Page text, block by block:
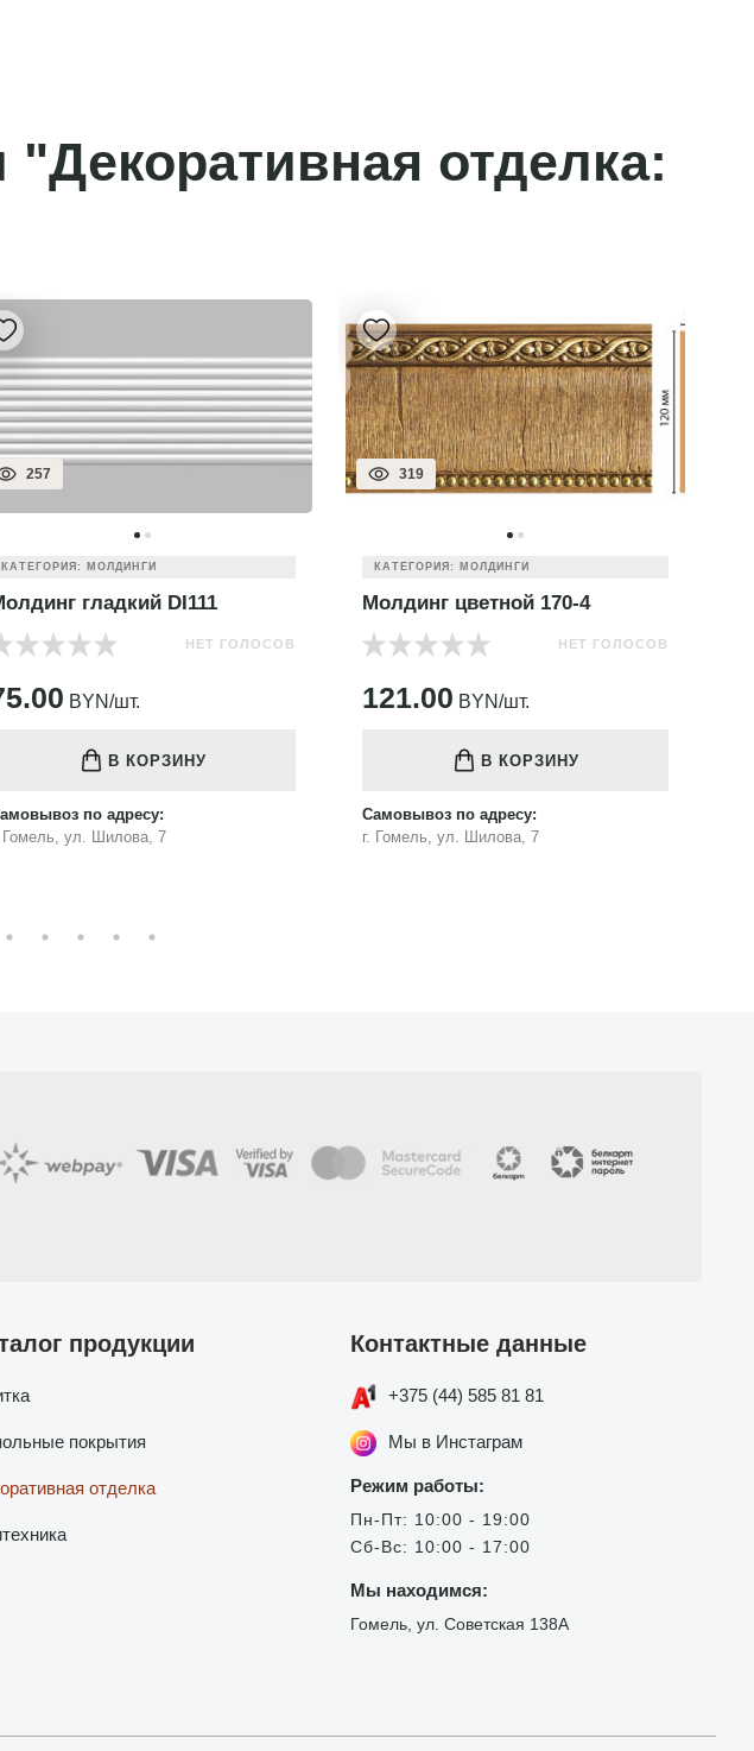
отделка:
257
КАТЕГОРИЯ: МОЛДИНГИ
гладкий DI111
НЕТ ГОЛОСОВ
BYN/шт.
В КОРЗИНУ
по адресу:
Гомель, ул. Шилова, 7
319
КАТЕГОРИЯ: МОЛДИНГИ
Молдинг цветной 170-4
НЕТ ГОЛОСОВ
121.00 BYN/шт.
В КОРЗИНУ
Самовывоз по адресу:
г. Гомель, ул. Шилова, 7
продукции
покрытия
отделка
Контактные данные
+375 (44) 585 81 81
Мы в Инстаграм
Режим работы:
Пн-Пт: 10:00 - 19:00
Сб-Вс: 10:00 - 17:00
Мы находимся:
Гомель, ул. Советская 138А